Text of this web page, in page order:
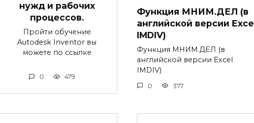
нужд и рабочих
процессов.
Пройти обучение
Autodesk Inventor вы
можете по ссылке
0 479
Функция МНИМ.ДЕЛ (в
английской версии Excel
IMDIV)
Функция МНИМ.ДЕЛ (в
английской версии Excel
IMDIV)
0 377